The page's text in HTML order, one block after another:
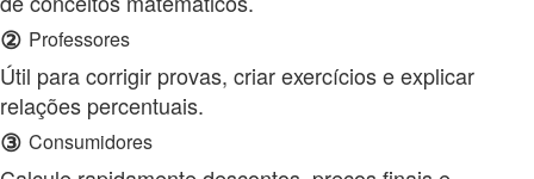
② Professores
Útil para corrigir provas, criar exercícios e explicar
relações percentuais.
③ Consumidores